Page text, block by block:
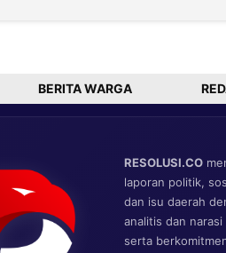
Pasar
BERITA WARGA
RESOLUSI.CO
laporan politik,
dan isu daerah
analitis dan narasi
serta